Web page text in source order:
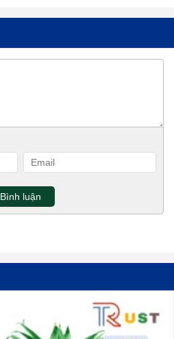
Bình luận